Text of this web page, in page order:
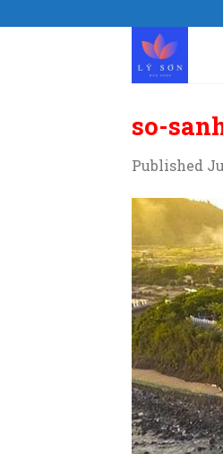
to
so-
Published